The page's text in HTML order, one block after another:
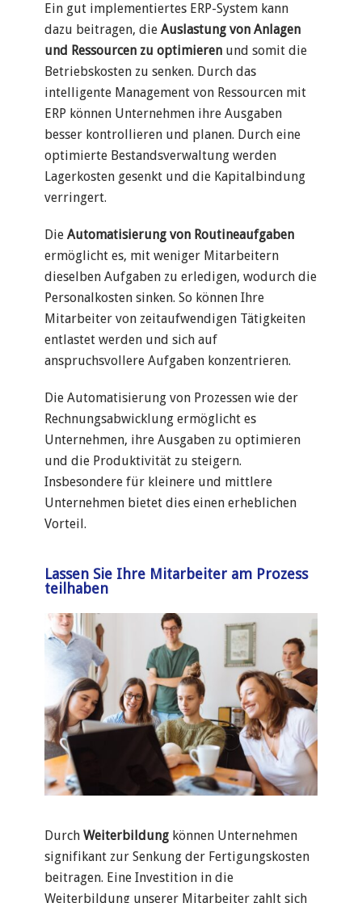
Ein gut implementiertes ERP-System kann
dazu beitragen, die Auslastung von Anlagen
und Ressourcen zu optimieren und somit die
Betriebskosten zu senken. Durch das
intelligente Management von Ressourcen mit
ERP können Unternehmen ihre Ausgaben
besser kontrollieren und planen. Durch eine
optimierte Bestandsverwaltung werden
Lagerkosten gesenkt und die Kapitalbindung
verringert.
Die Automatisierung von Routineaufgaben
ermöglicht es, mit weniger Mitarbeitern
dieselben Aufgaben zu erledigen, wodurch die
Personalkosten sinken. So können Ihre
Mitarbeiter von zeitaufwendigen Tätigkeiten
entlastet werden und sich auf
anspruchsvollere Aufgaben konzentrieren.
Die Automatisierung von Prozessen wie der
Rechnungsabwicklung ermöglicht es
Unternehmen, ihre Ausgaben zu optimieren
und die Produktivität zu steigern.
Insbesondere für kleinere und mittlere
Unternehmen bietet dies einen erheblichen
Vorteil.
Lassen Sie Ihre Mitarbeiter am Prozess
teilhaben
Durch Weiterbildung können Unternehmen
signifikant zur Senkung der Fertigungskosten
beitragen. Eine Investition in die
Weiterbildung unserer Mitarbeiter zahlt sich